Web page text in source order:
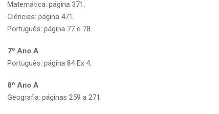
Matemática: página 371.
Ciências: página 471.
Português: página 77 e 78.
7º Ano A
Português: página 84 Ex 4.
8º Ano A
Geografia: páginas 259 a 271.